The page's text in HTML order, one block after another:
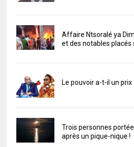
Affaire Ntsoralé ya
et des notables
Le pouvoir a-t-il un prix
Trois personnes
après un pique-nique !